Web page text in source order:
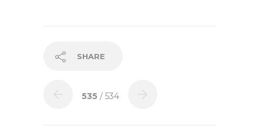
SHARE
535 / 534